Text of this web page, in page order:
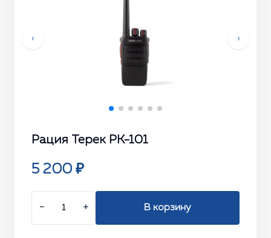
‹ ›
Рация Терек РК-101
5 200 ₽
− + В корзину